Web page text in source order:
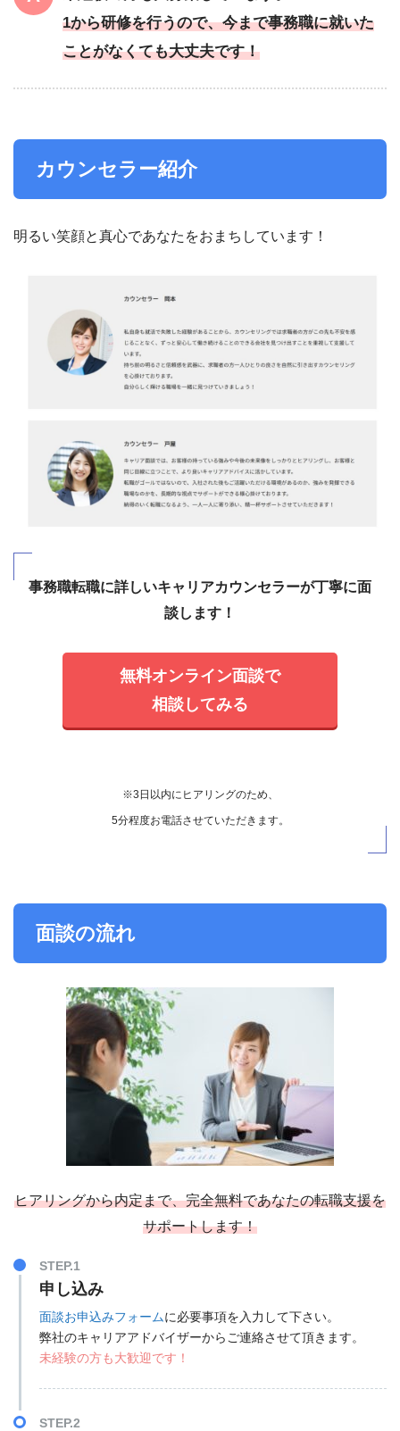
1から研修を行うので、今まで事務職に就いた
ことがなくても大丈夫です！
カウンセラー紹介
明るい笑顔と真心であなたをおまちしています！
事務職転職に詳しいキャリアカウンセラーが丁寧に面
談します！
無料オンライン面談で
相談してみる
※3日以内にヒアリングのため、
5分程度お電話させていただきます。
面談の流れ
ヒアリングから内定まで、完全無料であなたの転職支援を
サポートします！
STEP.1
申し込み
面談お申込みフォームに必要事項を入力して下さい。
弊社のキャリアアドバイザーからご連絡させて頂きます。
未経験の方も大歓迎です！
STEP.2